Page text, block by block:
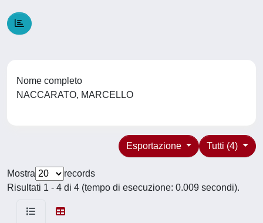
Nome completo
NACCARATO, MARCELLO
Tutti (4)
Esportazione
Mostra
records
Risultati 1 - 4 di 4 (tempo di esecuzione: 0.009 secondi).